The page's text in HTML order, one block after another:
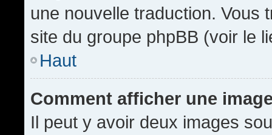
une nouvelle traduction. Vous
site du groupe phpBB (voir le
Haut
Comment afficher une
Il peut y avoir deux images